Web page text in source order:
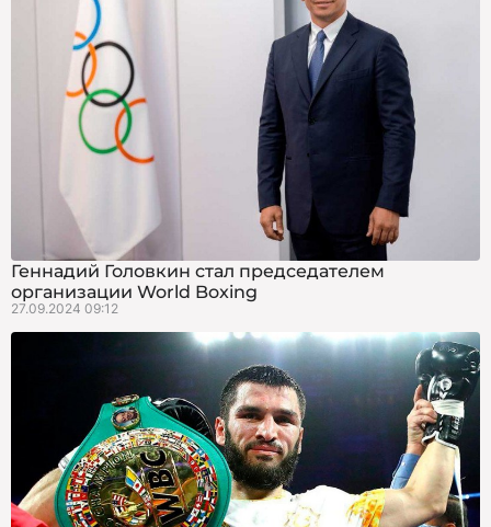
Геннадий Головкин стал председателем
организации World Boxing
27.09.2024 09:12